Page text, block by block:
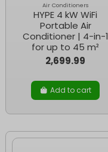
Air Conditioners
HYPE 4 kW WiFi
Portable Air
Conditioner | 4-in-1
for up to 45 m²
2,699.99
Add to cart